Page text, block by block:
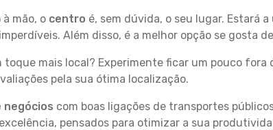
mão, o centro é, sem dúvida, o seu lugar. Estará
Além disso, é a melhor opção se gosta
mais local? Experimente ficar um pouco fora
pela sua ótima localização.
com boas ligações de transportes
pensados para otimizar a sua